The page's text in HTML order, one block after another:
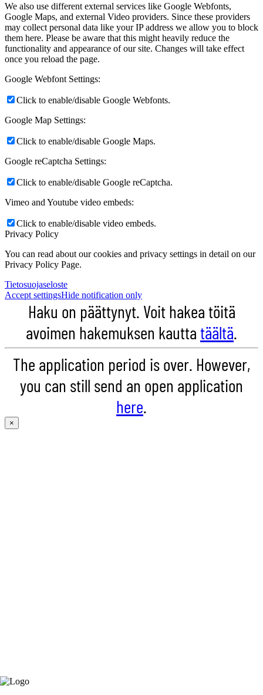
We also use different external services like Google Webfonts,
Google Maps, and external Video providers. Since these providers
may collect personal data like your IP address we allow you to block
them here. Please be aware that this might heavily reduce the
functionality and appearance of our site. Changes will take effect
once you reload the page.
Google Webfont Settings:
Click to enable/disable Google Webfonts.
Google Map Settings:
Click to enable/disable Google Maps.
Google reCaptcha Settings:
Click to enable/disable Google reCaptcha.
Vimeo and Youtube video embeds:
Click to enable/disable video embeds.
Privacy Policy
You can read about our cookies and privacy settings in detail on our
Privacy Policy Page.
Tietosuojaseloste
Accept settingsHide notification only
Haku on päättynyt. Voit hakea töitä
avoimen hakemuksen kauttatäältä.
The application period is over. However,
you can still send an open application
here.
×